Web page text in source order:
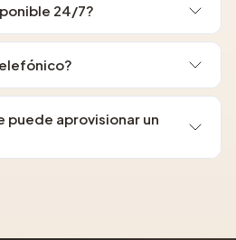
24/7?
puede aprovisionar un